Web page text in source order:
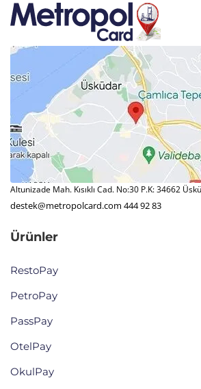
Altunizade Mah. Kısıklı Cad. No:30 P.K: 34662
destek@metropolcard.com 444 92 83
Ürünler
RestoPay
PetroPay
PassPay
OtelPay
OkulPay